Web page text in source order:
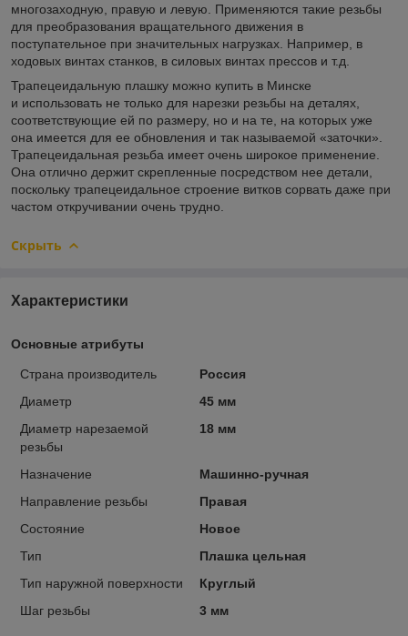
многозаходную, правую и левую. Применяются такие резьбы
для преобразования вращательного движения в
поступательное при значительных нагрузках. Например, в
ходовых винтах станков, в силовых винтах прессов и т.д.
Трапецеидальную плашку можно купить в Минске
и использовать не только для нарезки резьбы на деталях,
соответствующие ей по размеру, но и на те, на которых уже
она имеется для ее обновления и так называемой «заточки».
Трапецеидальная резьба имеет очень широкое применение.
Она отлично держит скрепленные посредством нее детали,
поскольку трапецеидальное строение витков сорвать даже при
частом откручивании очень трудно.
Скрыть
Характеристики
Основные атрибуты
Страна производитель
Россия
Диаметр
45 мм
Диаметр нарезаемой
резьбы
18 мм
Назначение
Машинно-ручная
Направление резьбы
Правая
Состояние
Новое
Тип
Плашка цельная
Тип наружной поверхности
Круглый
Шаг резьбы
3 мм